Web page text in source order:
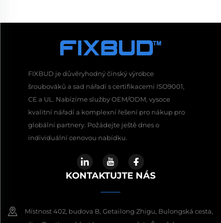
FIXBUD je důvěryhodný čínský výrobce
šroubováků a sad nářadí s certifikacemi ISO9001,
CE a UL. Nabízíme služby OEM/ODM, vysoce
kvalitní nářadí a komplexní řešení pro nákup pro
globální partnery. Požádejte ještě dnes o
individuální cenovou nabídku.
KONTAKTUJTE NÁS
Místnost 402, budova B, Getailong Zhigu, Bulongská cesta,